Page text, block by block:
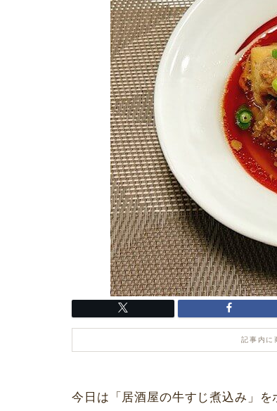
記事内に
今日は「居酒屋の牛すじ煮込み」を